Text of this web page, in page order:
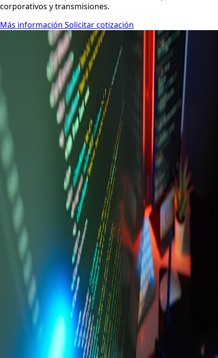
FIBERTEL · EVENTOS
INTERNET PARA EVENTOS
Conectividad temporal de alto rendimiento para eventos
corporativos y transmisiones.
Solicitar cotización